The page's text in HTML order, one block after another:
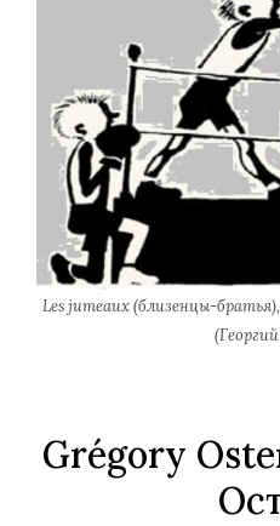
Les jumeaux (близенцы-
Grégory